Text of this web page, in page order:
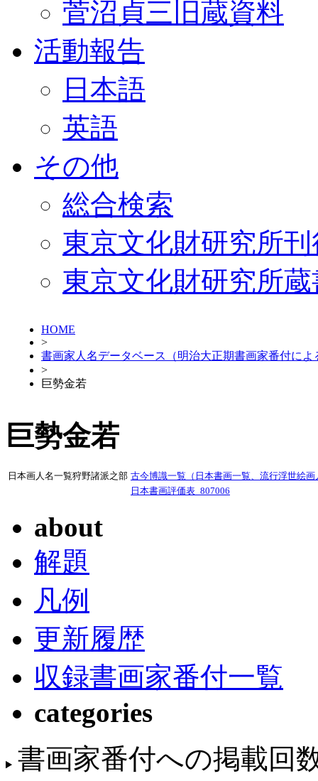
菅沼貞三旧蔵資料
活動報告
日本語
英語
その他
総合検索
東京文化財研究所
東京文化財研究所
HOME
>
書画家人名データベース（明治大正期書画家番付によ
>
巨勢金若
巨勢金若
日本画人名一覧狩野諸派之部 古今博識一覧（日本書画一覧、流行浮世絵画
日本書画評価表_807006
about
解題
凡例
更新履歴
収録書画家番付一覧
categories
書画家番付への掲載回